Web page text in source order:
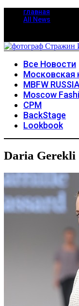
главная
All News
Все Новости
Московская
MBFW RUSSIA
Moscow
CPM
BackStage
Lookbook
Daria Gerekli